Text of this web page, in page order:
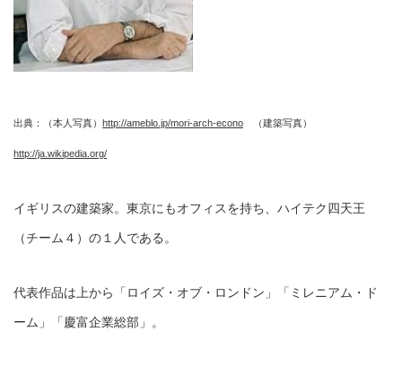
出典：（本人写真） http://ameblo.jp/mori-arch-econo （建築写真）
http://ja.wikipedia.org/
イギリスの建築家。東京にもオフィスを持ち、ハイテク四天王
（チーム４）の１人である。
代表作品は上から「ロイズ・オブ・ロンドン」「ミレニアム・ド
ーム」「慶富企業総部」。